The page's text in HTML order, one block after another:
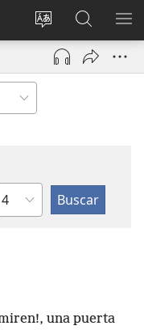
Cambiar
idioma
del sitio
Iniciar
sesión
(abre
nueva
en
jw.org
Capítulo
una puerta